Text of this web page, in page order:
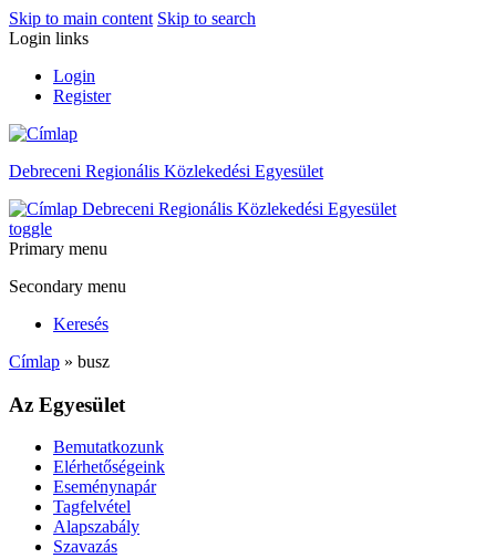
Skip to main content Skip to search
Login links
Login
Register
Debreceni Regionális Közlekedési Egyesület
Debreceni Regionális Közlekedési Egyesület
toggle
Primary menu
Secondary menu
Keresés
Címlap » busz
Az Egyesület
Bemutatkozunk
Elérhetőségeink
Eseménynapár
Tagfelvétel
Alapszabály
Szavazás